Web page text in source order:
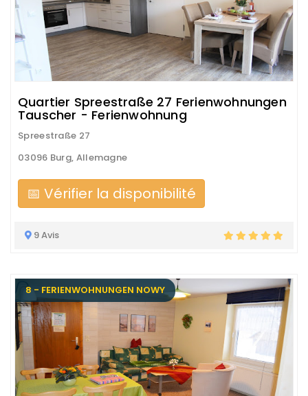
Quartier Spreestraße 27 Ferienwohnungen
Tauscher - Ferienwohnung
Spreestraße 27
03096 Burg, Allemagne
📅 Vérifier la disponibilité
9 Avis
8 - FERIENWOHNUNGEN NOWY